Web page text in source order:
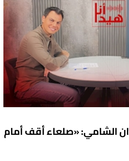
الشامي: «صلعاء أقف أمام